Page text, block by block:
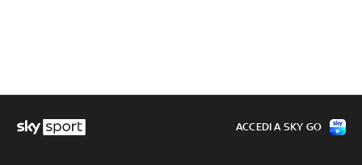
ACCEDI A SKY GO